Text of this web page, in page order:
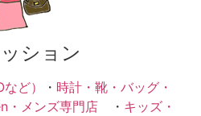
ション
ど） ・ 時計・靴・バッグ・
・メンズ専門店 ・ キッズ・